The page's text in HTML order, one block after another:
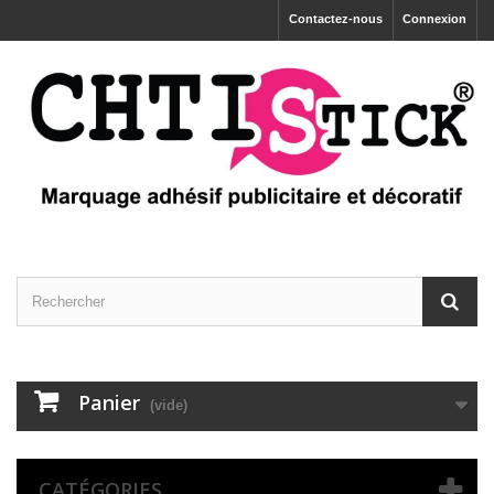
Connexion
Contactez-nous
Panier (vide)